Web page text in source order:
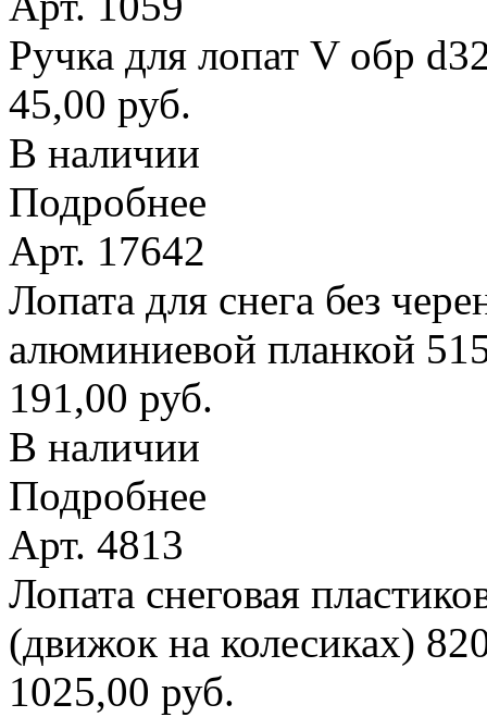
Ручка для лопат V обр
45,00 руб.
В наличии
Подробнее
Арт. 17642
Лопата для снега без
алюминиевой планкой
191,00 руб.
В наличии
Подробнее
Арт. 4813
Лопата снеговая
(движок на колесиках)
1025,00 руб.